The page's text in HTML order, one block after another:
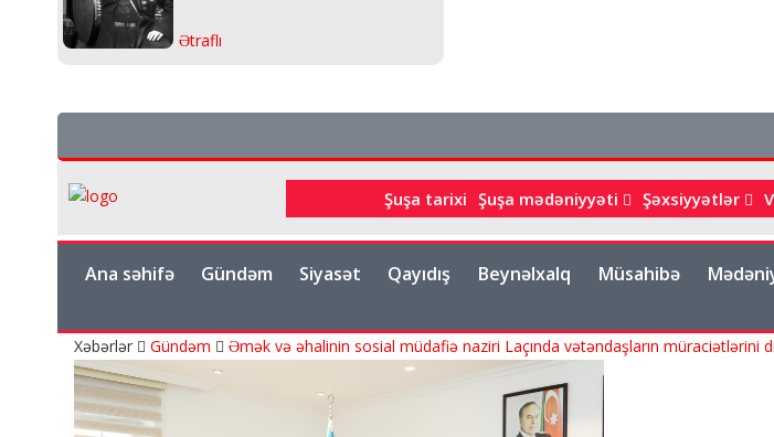
Ətraflı
Şuşa tarixi Şuşa mədəniyyəti Şəxsiyyətlər
Ana səhifə Gündəm Siyasət Qayıdış Beynəlxalq Müsahibə
Xəbərlər Gündəm Əmək və əhalinin sosial müdafiə naziri Laçında vətəndaşların müraciətlərini